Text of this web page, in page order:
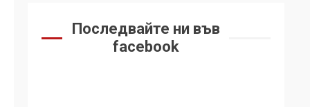
Последвайте ни във
facebookУдължаването на